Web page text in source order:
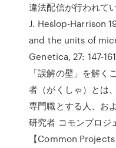
違法配信が行われて
J. Heslop-Harrison
and the units of
Genetica, 27: 147-
「誤解の壁」を解く
者（がくしゃ）とは
専門職とする人、お
研究者 コモンプロジ
【Common